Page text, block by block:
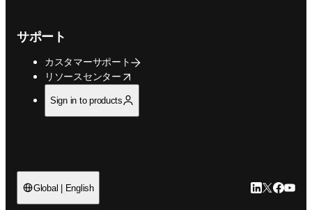
サポート
カスタマーサポート
リソースセンター
opens in new tab/window
Sign in to products
Global | English LinkedIn 新
Twitter 新